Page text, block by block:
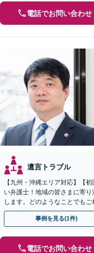
電話でお問い合わせ
遺言トラブル
【九州・沖縄エリア対応】【
い弁護士！地域の皆さまに寄
します。どのようなことでも
言書／使い込み／寄与分／遺
事例を見る(1件)
電話でお問い合わせ